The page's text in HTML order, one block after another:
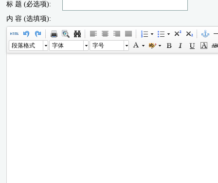
标 题 (必选项):
内 容 (选填项):
段落格式 字体 字号